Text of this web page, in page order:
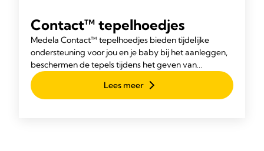
Contact™ tepelhoedjes
Medela Contact™ tepelhoedjes bieden tijdelijke
ondersteuning voor jou en je baby bij het aanleggen,
beschermen de tepels tijdens het geven van
borstvoeding en ondersteunen het herstel van
eventuele kloofjes.
Lees meer